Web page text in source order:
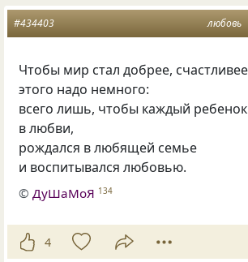
любовь
#434403
Чтобы мир стал добрее,
этого надо немного:
всего лишь, чтобы каждый
в любви,
рождался в любящей семье
и воспитывался любовью.
©ДуШаМоЯ 134
4